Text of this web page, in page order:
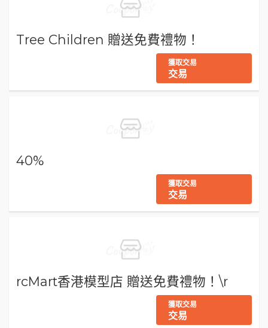
Tree Children 贈送免費禮物！
獲取交易
交易
40%
獲取交易
交易
rcMart香港模型店 贈送免費禮物！\r
獲取交易
交易